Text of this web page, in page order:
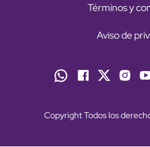
Términos y
Aviso de
Copyright Todos los